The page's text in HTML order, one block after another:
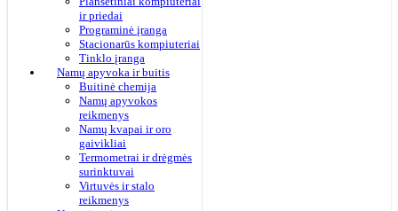
ir priedai
Programinė įranga
Stacionarūs kompiuteriai
Tinklo įranga
Namų apyvoka ir buitis
Buitinė chemija
Namų apyvokos
reikmenys
Namų kvapai ir oro
gaivikliai
Termometrai ir drėgmės
surinktuvai
Virtuvės ir stalo
reikmenys